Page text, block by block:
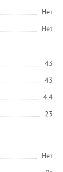
Нет
Нет
43
43
4.4
23
Нет